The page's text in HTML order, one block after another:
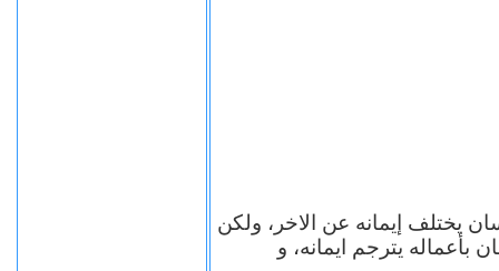
يختلف إيمانه عن الاخر، ولكن
بأعماله يترجم ايمانه، و